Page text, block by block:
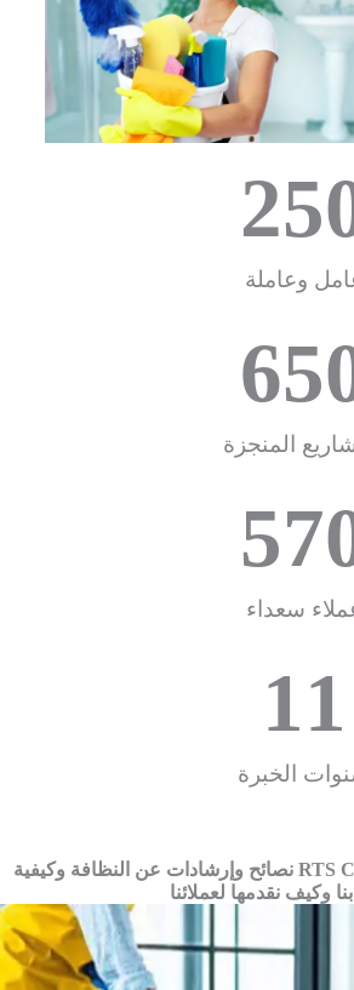
وعاملة
المنجزة
سعداء
الخبرة
11
نكتب لك في مدونة RTS Clean نصائح وإرشادات عن النظافة وكيفية
وكيف نقدمها لعملائنا